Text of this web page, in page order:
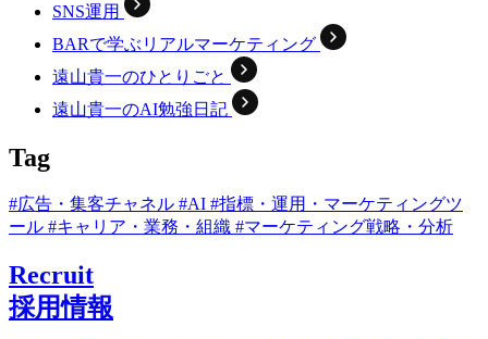
SNS運用
BARで学ぶリアルマーケティング
遠山貴一のひとりごと
遠山貴一のAI勉強日記
Tag
#広告・集客チャネル #AI #指標・運用・マーケティングツ
ール #キャリア・業務・組織 #マーケティング戦略・分析
Recruit
採用情報